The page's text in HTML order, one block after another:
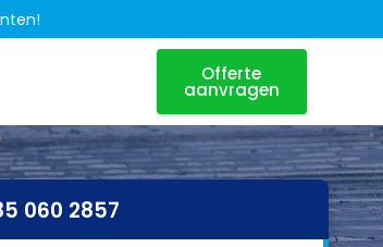
Offerte
aanvragen
060 2857